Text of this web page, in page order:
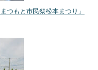
つもと市民祭松本まつり」